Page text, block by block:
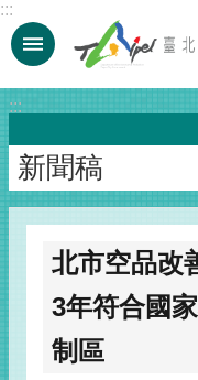
跳到主要內容區塊
:::
:::
新聞稿
北市空品改
3年符合國
制區